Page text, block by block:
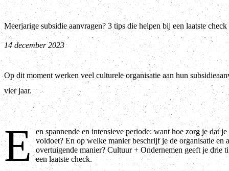
Meerjarige subsidie aanvragen? 3 tips die helpen bij een laatste check
14 december 2023
Op dit moment werken veel culturele organisatie aan hun
vier jaar.
E en spannende en intensieve periode: want hoe zorg je dat
voldoet? En op welke manier beschrijf je de organisatie en
overtuigende manier? Cultuur + Ondernemen geeft je drie
een laatste check.